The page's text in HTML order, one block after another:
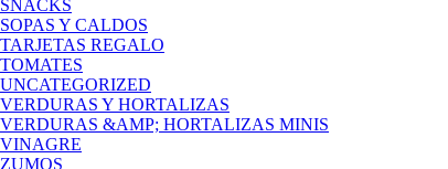
SNACKS
SOPAS Y CALDOS
TARJETAS REGALO
TOMATES
UNCATEGORIZED
VERDURAS Y HORTALIZAS
VERDURAS &AMP; HORTALIZAS MINIS
VINAGRE
ZUMOS